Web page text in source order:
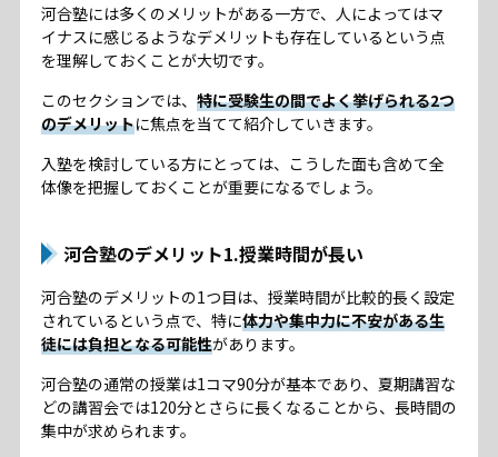
河合塾には多くのメリットがある一方で、人によってはマ
イナスに感じるようなデメリットも存在しているという点
を理解しておくことが大切です。
このセクションでは、 特に受験生の間でよく挙げられる2つ
のデメリットに焦点を当てて紹介していきます。
入塾を検討している方にとっては、こうした面も含めて全
体像を把握しておくことが重要になるでしょう。
河合塾のデメリット1.授業時間が長い
河合塾のデメリットの1つ目は、授業時間が比較的長く設定
されているという点で、特に体力や集中力に不安がある生
徒には負担となる可能性があります。
河合塾の通常の授業は1コマ90分が基本であり、夏期講習な
どの講習会では120分とさらに長くなることから、長時間の
集中が求められます。